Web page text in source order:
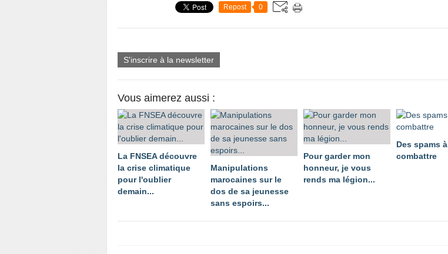
Repost 0
S'inscrire à la newsletter
Vous aimerez aussi :
La FNSEA découvre
la crise climatique
pour l'oublier
demain...
Manipulations
marocaines sur le
dos de sa jeunesse
sans espoirs...
Pour garder mon
honneur, je vous
rends ma légion...
Des spams à
combattre